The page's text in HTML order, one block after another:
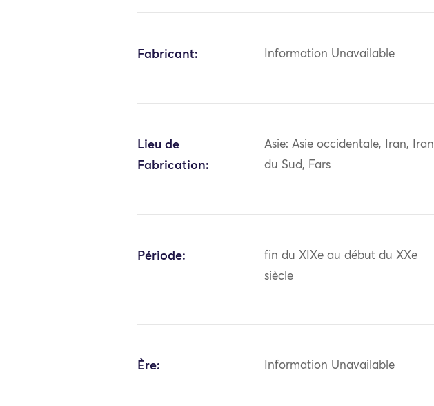
Fabricant: Information Unavailable
Lieu de
Fabrication:
Asie: Asie occidentale, Iran, Iran
du Sud, Fars
Période:
fin du XIXe au début du XXe
siècle
Ère: Information Unavailable